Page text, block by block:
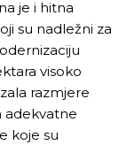
je i hitna
su nadležni za
visoko
razmjere
adekvatne
koje su